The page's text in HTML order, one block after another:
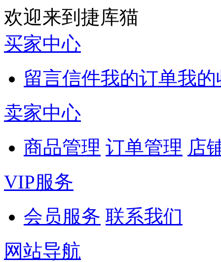
欢迎来到捷库猫
买家中心
留言信件我的订单我的
卖家中心
商品管理 订单管理 店
VIP服务
会员服务 联系我们
网站导航